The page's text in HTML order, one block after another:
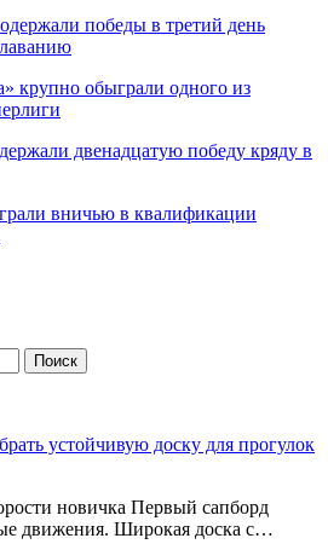
победы в третий день
крупно обыграли одного из
двенадцатую победу кряду в
вничью в квалификации
устойчивую доску для прогулок
новичка Первый сапборд
движения. Широкая доска с…